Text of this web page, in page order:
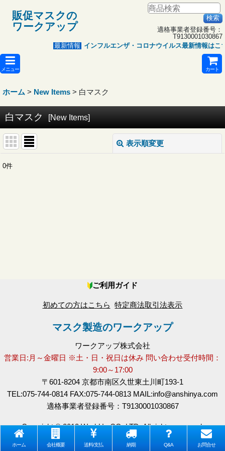
販促マスクの
ワークアップ
適格事業者登録番号：
T9130001030867
最新情報
インフルエンザ・コロナウイルス最新情報はこ
メニュー カート
ホーム 会社概要 送料/支払 納期 Q&A お問合せ
ホーム > New Items > 白マスク
白マスク [New Items]
表示順変更
0件
ご利用ガイド
初めての方はこちら 特定商法取引法表示
マスク製造のワークアップ
ワークアップ株式会社
営業日:月～金曜日 ※土・日・祝日は休み 問い合わせ受付時間：
9:00～17:00
〒601-8204 京都市南区久世東土川町193-1
TEL:075-744-0814 FAX:075-744-0813 MAIL:info@anshinya.com
適格事業者登録番号：T9130001030867
Copyright © 2013 WorkUp CO.,LTD. All rights reserved.